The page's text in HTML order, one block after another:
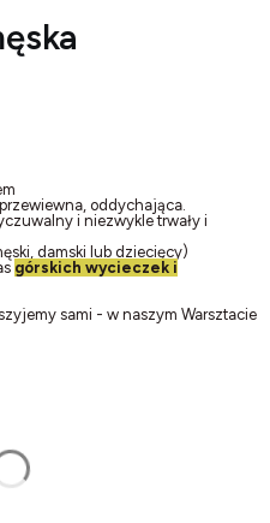
oddychająca.
i niezwykle trwały i
damski lub dziecięcy)
górskich wycieczek i
sami - w naszym Warsztacie